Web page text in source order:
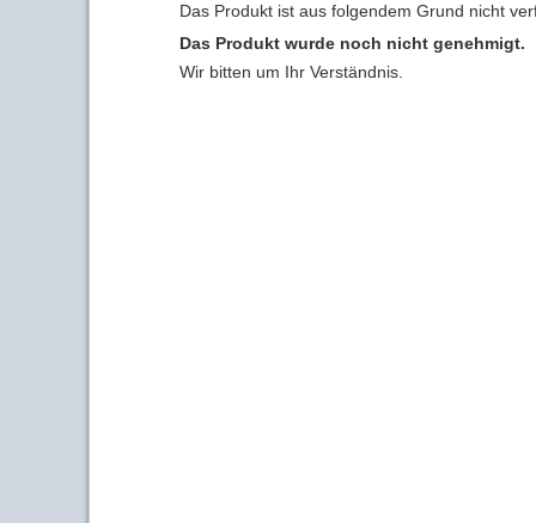
Das Produkt ist aus folgendem Grund nicht
Das Produkt wurde noch nicht genehmigt.
Wir bitten um Ihr Verständnis.